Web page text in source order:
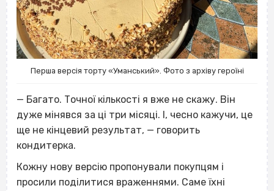
Перша версія торту «Уманський». Фото з архіву героїні
— Багато. Точної кількості я вже не скажу. Він
дуже мінявся за ці три місяці. І, чесно кажучи, це
ще не кінцевий результат, — говорить
кондитерка.
Кожну нову версію пропонували покупцям і
просили поділитися враженнями. Саме їхні